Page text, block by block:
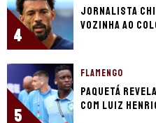
4
Jornalista
Vozinha ao
5
FLAMENGO
Paquetá
com Luiz